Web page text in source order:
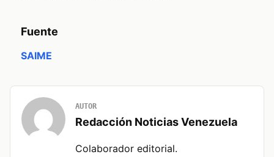
Fuente
SAIME
AUTOR
Redacción Noticias Venezuela
Colaborador editorial.